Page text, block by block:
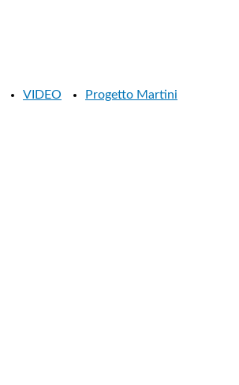
VIDEO Progetto Martini